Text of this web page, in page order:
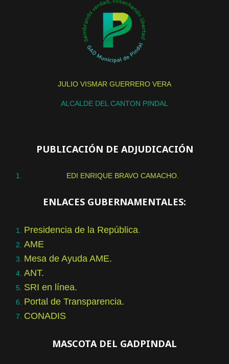
JULIO VISMAR GUERRERO VERA
ALCALDE DEL CANTON PINDAL
PUBLICACIÓN DE ADJUDICACIÓN
EDI ENRIQUE BRAVO CAMACHO.
ENLACES GUBERNAMENTALES:
Presidencia de la República.
AME
Mesa de Ayuda AME.
ANT.
SRI en línea.
Portal de Transparencia.
CONADIS
MASCOTA DEL GADPINDAL